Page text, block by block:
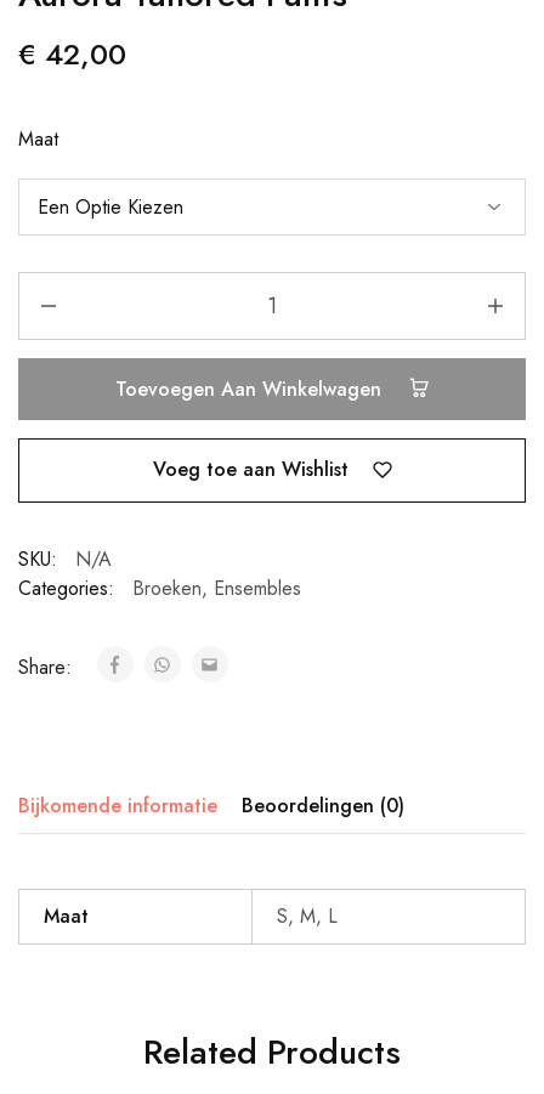
€ 42,00
Maat
Toevoegen Aan Winkelwagen
Voeg toe aan Wishlist
SKU:
N/A
Categories:
Broeken, Ensembles
Share:
Bijkomende informatie Beoordelingen (0)
Maat S, M, L
Related Products